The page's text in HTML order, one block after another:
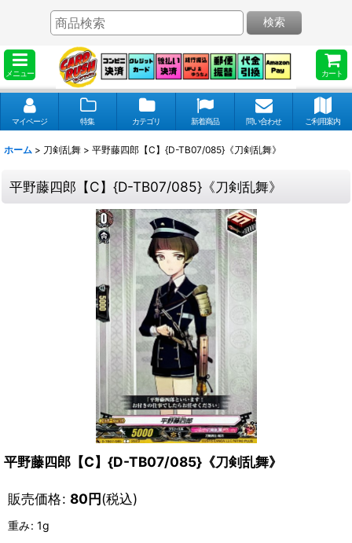
メニュー カート
検索
マイページ 特集 カテゴリ 新着商品 問い合わせ ご利用案内
ホーム > 刀剣乱舞 > 平野藤四郎【C】{D-TB07/085}《刀剣乱舞》
平野藤四郎【C】{D-TB07/085}《刀剣乱舞》
平野藤四郎【C】{D-TB07/085}《刀剣乱舞》
販売価格: 80円(税込)
重み: 1g